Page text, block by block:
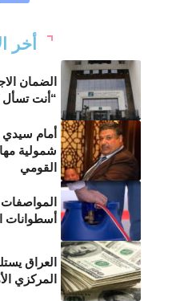
أخر
الضمان
“أنت
أمام سيدي
شمولية
القومي
أسطوانات
المركزي